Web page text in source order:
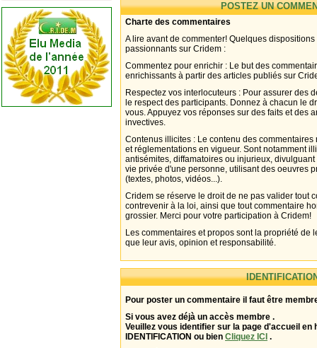
POSTEZ UN
Charte des commentaires
A lire avant de commenter! Quelques
passionnants sur Cridem :
Commentez pour enrichir : Le but des
enrichissants à partir des articles publiés sur
Respectez vos interlocuteurs : Pour assurer des
le respect des participants. Donnez à chacun le
vous. Appuyez vos réponses sur des faits et des
invectives.
Contenus illicites : Le contenu des
et réglementations en vigueur. Sont notamment
antisémites, diffamatoires ou injurieux,
vie privée d'une personne, utilisant des oeuvres
(textes, photos, vidéos...).
Cridem se réserve le droit de ne pas valider tout
contrevenir à la loi, ainsi que tout commentaire
grossier. Merci pour votre participation à Cridem!
Les commentaires et propos sont la propriété de
que leur avis, opinion et responsabilité.
Pour poster un commentaire il faut être
Si vous avez déjà un accès membre .
Veuillez vous identifier sur la page d'accueil en
IDENTIFICATION ou bien Cliquez ICI .